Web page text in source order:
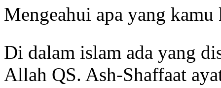
Mengeahui apa yang kamu
Di dalam islam ada yang
Allah QS. Ash-Shaffaat